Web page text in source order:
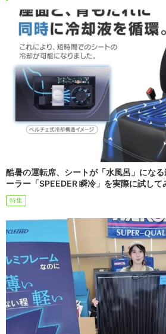
酷暑の運転席、シートが「水風呂」にな
ーラー「SPEEDER 瞬冷」を実際に試して
特集